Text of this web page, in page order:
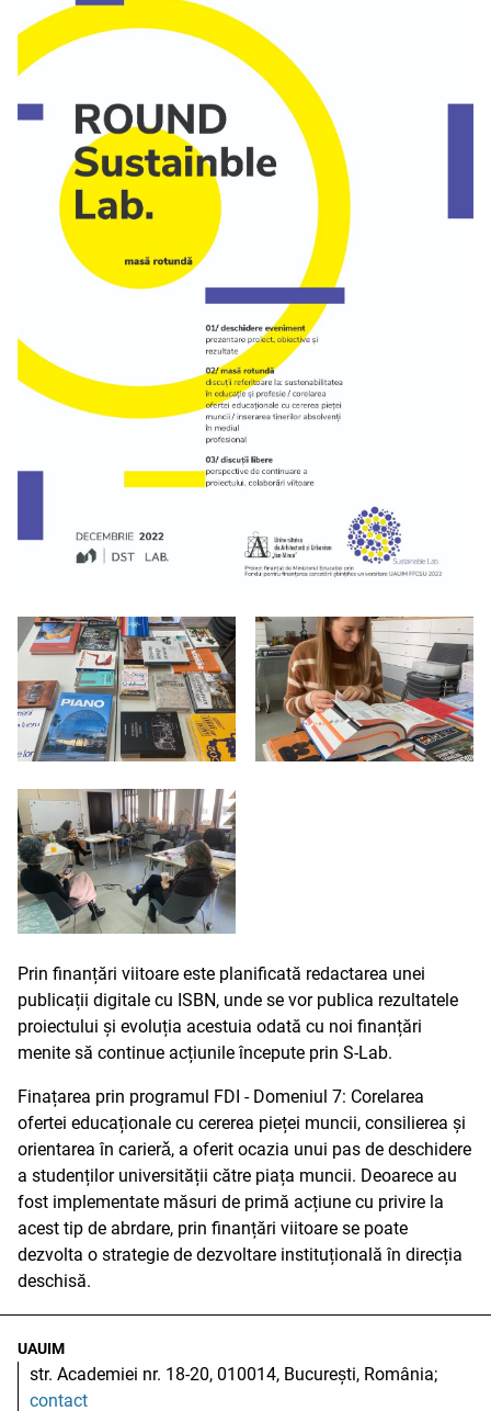
Prin finanțări viitoare este planificată redactarea unei
publicații digitale cu ISBN, unde se vor publica rezultatele
proiectului și evoluția acestuia odată cu noi finanțări
menite să continue acțiunile începute prin S-Lab.
Finațarea prin programul FDI - Domeniul 7: Corelarea
ofertei educaționale cu cererea pieței muncii, consilierea și
orientarea în carierǎ, a oferit ocazia unui pas de deschidere
a studenților universității către piața muncii. Deoarece au
fost implementate măsuri de primă acțiune cu privire la
acest tip de abrdare, prin finanțări viitoare se poate
dezvolta o strategie de dezvoltare instituțională în direcția
deschisă.
UAUIM
str. Academiei nr. 18-20, 010014, București, România;
contact